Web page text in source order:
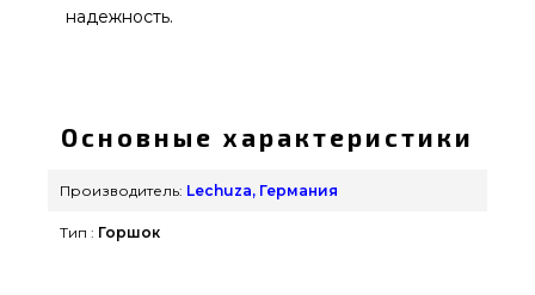
надежность.
Германия по актуальной цене всего 5 959 грн. в
интернет магазине грилей Гриль Поинт. Самые
лучшие предложения на Вазоны и горшки для
Напишите прямо сейчас нашим специалистам
Основные характеристики
Производитель: Lechuza, Германия
Тип : Горшок